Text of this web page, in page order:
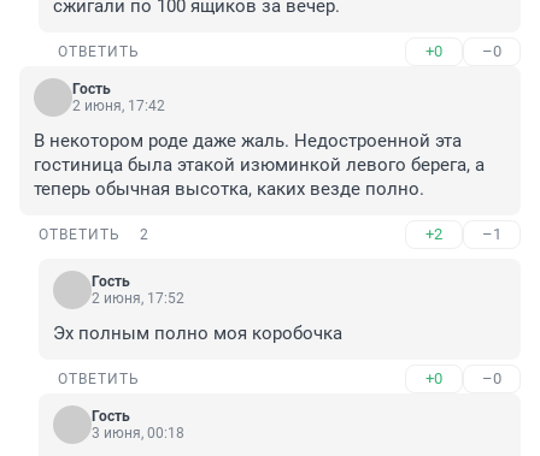
сжигали по 100 ящиков за вечер.
ОТВЕТИТЬ +0 –0
Гость
2 июня, 17:42
В некотором роде даже жаль. Недостроенной эта
гостиница была этакой изюминкой левого берега, а
теперь обычная высотка, каких везде полно.
ОТВЕТИТЬ 2 +2 –1
Гость
2 июня, 17:52
Эх полным полно моя коробочка
ОТВЕТИТЬ +0 –0
Гость
3 июня, 00:18